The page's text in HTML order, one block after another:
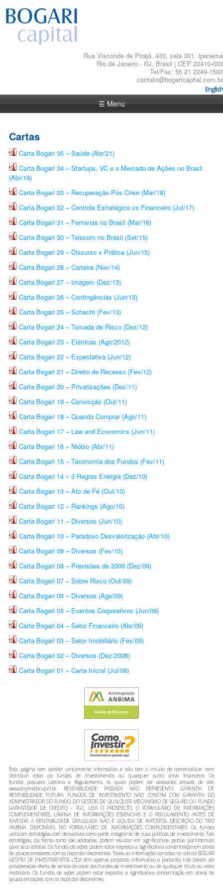
Rua Visconde de Pirajá, 433, sala 301. Ipanema
Rio de Janeiro - RJ, Brasil | CEP 22410-003
Tel/Fax: 55 21 2249-1500
contato@bogaricapital.com.br
English
☰ Menu
Cartas
Carta Bogari 35 – Saúde (Abr/21)
Carta Bogari 34 – Startups, VC e o Mercado de Ações no Brasil
(Abr/19)
Carta Bogari 33 – Recuperação Pós Crise (Mar/18)
Carta Bogari 32 – Controle Estratégico vs Financeiro (Jul/17)
Carta Bogari 31 – Ferrovias no Brasil (Mar/16)
Carta Bogari 30 – Telecom no Brasil (Set/15)
Carta Bogari 29 – Discurso x Prática (Jun/15)
Carta Bogari 28 – Carteira (Nov/14)
Carta Bogari 27 – Imagem (Dez/13)
Carta Bogari 26 – Contingências (Jun/13)
Carta Bogari 25 – Schacht (Fev/13)
Carta Bogari 24 – Tomada de Risco (Dez/12)
Carta Bogari 23 – Elétricas (Ago/2012)
Carta Bogari 22 – Expectativa (Jun/12)
Carta Bogari 21 – Direito de Recesso (Fev/12)
Carta Bogari 20 – Privatizações (Dez/11)
Carta Bogari 19 – Convicção (Out/11)
Carta Bogari 18 – Quando Comprar (Ago/11)
Carta Bogari 17 – Law and Economics (Jun/11)
Carta Bogari 16 – Nióbio (Abr/11)
Carta Bogari 15 – Taxonomia dos Fundos (Fev/11)
Carta Bogari 14 – 3 Regras Energia (Dez/10)
Carta Bogari 13 – Ato de Fé (Out/10)
Carta Bogari 12 – Rankings (Ago/10)
Carta Bogari 11 – Diversos (Jun/10)
Carta Bogari 10 – Paradoxo Desvalorização (Abr/10)
Carta Bogari 09 – Diversos (Fev/10)
Carta Bogari 08 – Previsões de 2000 (Dez/09)
Carta Bogari 07 – Sobre Risco (Out/09)
Carta Bogari 06 – Diversos (Ago/09)
Carta Bogari 05 – Eventos Corporativos (Jun/09)
Carta Bogari 04 – Setor Financeiro (Abr/09)
Carta Bogari 03 – Setor Imobiliário (Fev/09)
Carta Bogari 02 – Diversos (Dez/2008)
Carta Bogari 01 – Carta Inicial (Jul/08)
Esta página tem caráter unicamente informativo e não tem o intuito de comercializar nem
distribuir cotas de fundos de investimentos ou qualquer outro ativo financeiro. Os
fundos possuem Lâmina e Regulamento, os quais podem ser acessados através do site:
www.bnymellon.com.br. RENTABILIDADE PASSADA NÃO REPRESENTA GARANTIA DE
RENTABILIDADE FUTURA. FUNDOS DE INVESTIMENTO NÃO CONTAM COM GARANTIA DO
ADMINISTRADOR DO FUNDO, DO GESTOR, DE QUALQUER MECANISMO DE SEGURO OU FUNDO
GARANTIDOR DE CRÉDITO – FGC. LEIA O PROSPECTO, O FORMULÁRIO DE INFORMAÇÕES
COMPLEMENTARES, LÂMINA DE INFORMAÇÕES ESSENCIAIS E O REGULAMENTO ANTES DE
INVESTIR. A RENTABILIDADE DIVULGADA NÃO É LÍQUIDA DE IMPOSTOS. DESCRIÇÃO DO TIPO
ANBIMA DISPONÍVEL NO FORMULÁRIO DE INFORMAÇÕES COMPLEMENTARES. Os fundos
utilizam estratégias com derivativos como parte integrante de suas políticas de investimento. Tais
estratégias, da forma como são adotadas, podem resultar em significativas perdas patrimoniais
para seus cotistas. Os fundos de ações podem estar expostos a significativa concentração em ativos
de poucos emissores, com os riscos daí decorrentes. Todas as informações contidas no site da BOGARI
GESTÃO DE INVESTIMENTOS LTDA têm apenas propósito informativo e, portanto, não devem ser
consideradas oferta de venda de cotas dos fundos de investimento ou de qualquer título ou valor
mobiliário. Os fundos de ações podem estar expostos a significativa concentração em ativos de
poucos emissores, com os riscos daí decorrentes.